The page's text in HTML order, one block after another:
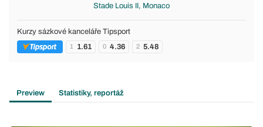
Stade Louis II, Monaco
Kurzy sázkové kanceláře Tipsport
1 1.61 0 4.36 2 5.48
Preview Statistiky, reportáž